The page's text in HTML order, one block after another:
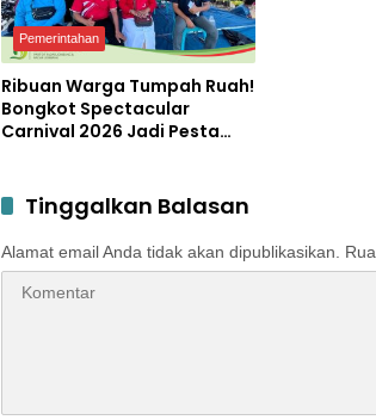
Pemerintahan
Ribuan Warga Tumpah Ruah!
Bongkot Spectacular
Carnival 2026 Jadi Pesta
Tinggalkan Balasan
Alamat email Anda tidak akan dipublikasikan.